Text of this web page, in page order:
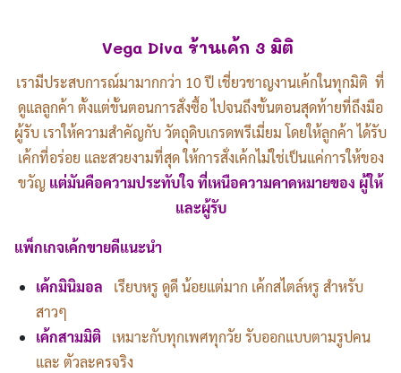
Vega Diva ร้านเค้ก 3 มิติ
เรามีประสบการณ์มามากกว่า 10 ปี เชี่ยวชาญงานเค้กในทุกมิติ ที่
ดูแลลูกค้า ตั้งแต่ขั้นตอนการสั่งซื้อ ไปจนถึงขั้นตอนสุดท้ายที่ถึงมือ
ผู้รับ เราให้ความสำคัญกับ วัตถุดิบเกรดพรีเมี่ยม โดยให้ลูกค้า ได้รับ
เค้กที่อร่อย และสวยงามที่สุด ให้การสั่งเค้กไม่ใช่เป็นแค่การให้ของ
ขวัญ แต่มันคือความประทับใจ ที่เหนือความคาดหมายของ ผู้ให้
และผู้รับ
แพ็กเกจเค้กขายดีแนะนำ
เค้กมินิมอล
เรียบหรู ดูดี น้อยแต่มาก เค้กสไตล์หรู สำหรับ
สาวๆ
เค้กสามมิติ
เหมาะกับทุกเพศทุกวัย รับออกแบบตามรูปคน
และ ตัวละครจริง